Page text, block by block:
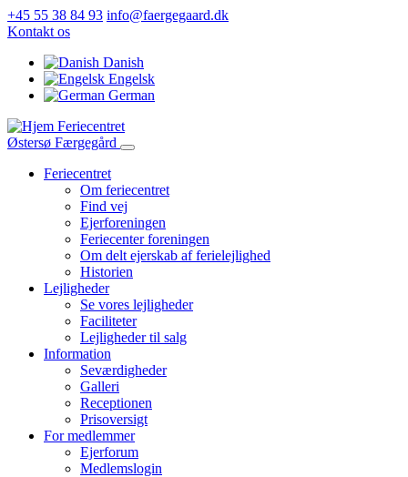
Gå
til
+45 55 38 84 93 info@faergegaard.dk
Kontakt os
Danish
Engelsk
German
Feriecentret
Østersø Færgegård
navigation
Feriecentret
Om feriecentret
Find vej
Ejerforeningen
Feriecenter foreningen
Om delt ejerskab af ferielejlighed
Historien
Lejligheder
Se vores lejligheder
Faciliteter
Lejligheder til salg
Information
Seværdigheder
Galleri
Receptionen
Prisoversigt
For medlemmer
Ejerforum
Medlemslogin